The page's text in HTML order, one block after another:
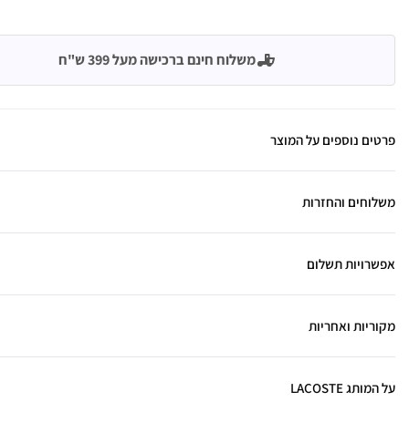
משלוח חינם ברכישה מעל 399 ש"ח
פרטים נוספים על המוצר
משלוחים והחזרות
אפשרויות תשלום
מקוריות ואחריות
על המותג LACOSTE